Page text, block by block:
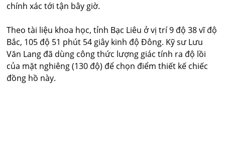
chính xác tới tận bây giờ.
Theo tài liệu khoa học, tỉnh Bạc Liêu ở vị trí 9 độ 38 vĩ độ
Bắc, 105 độ 51 phút 54 giây kinh độ Đông. Kỹ sư Lưu
Văn Lang đã dùng công thức lượng giác tính ra độ lồi
của mặt nghiêng (130 độ) để chọn điểm thiết kế chiếc
đồng hồ này.